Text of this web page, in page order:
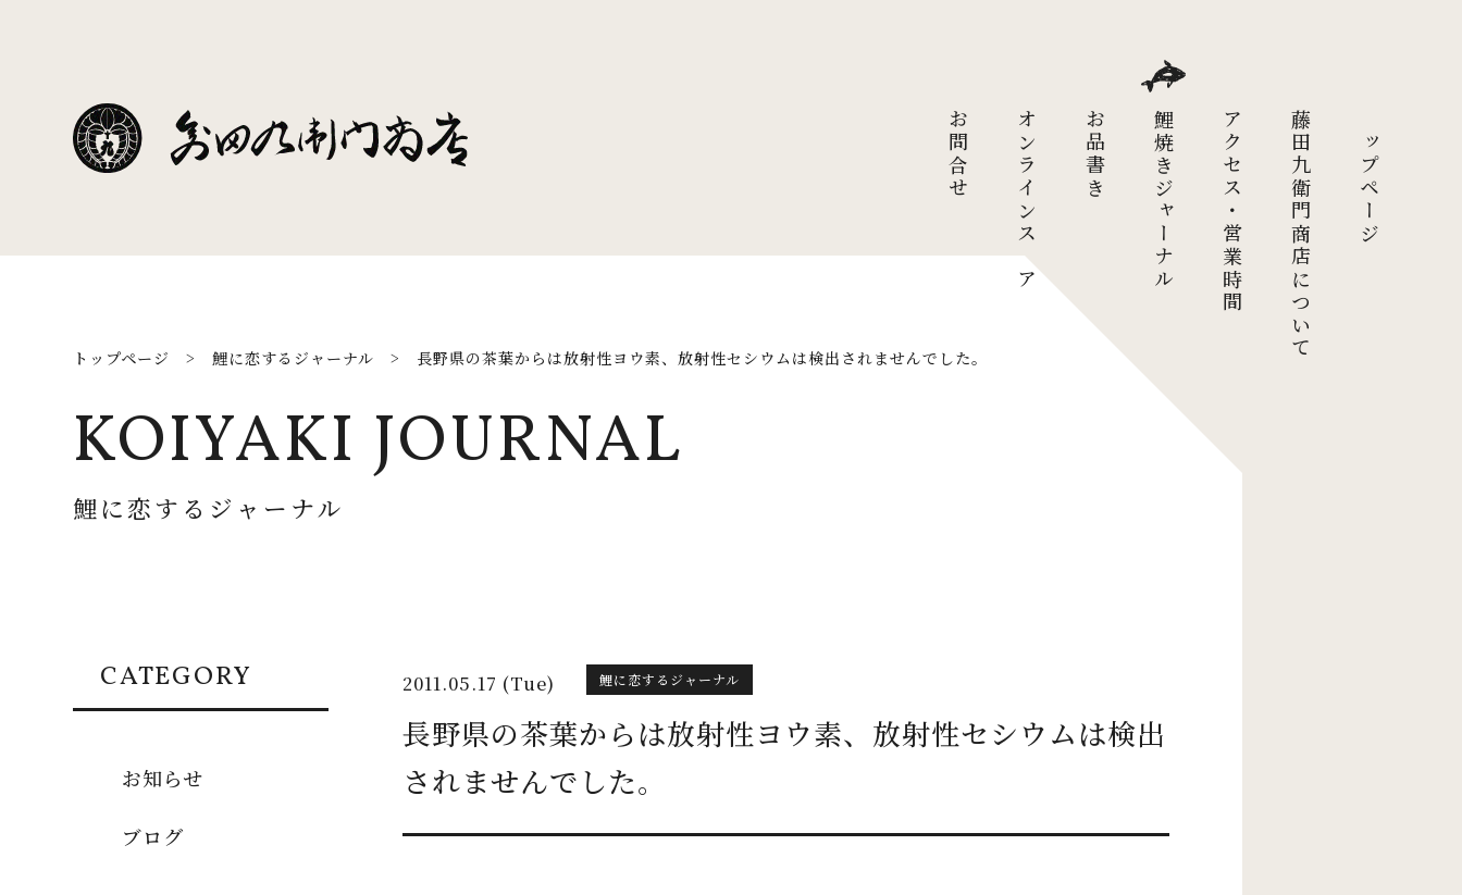
トップページ
藤田九衛門商店について
アクセス・営業時間
鯉焼きジャーナル
お品書き
オンラインストア
お問合せ
トップページ >鯉に恋するジャーナル > 長野県の茶葉からは放射性ヨウ素、放射性セシウムは検出されませんでした。
KOIYAKI JOURNAL
鯉に恋するジャーナル
2011.05.17 (Tue) 鯉に恋するジャーナル
長野県の茶葉からは放射性ヨウ素、放射性セシウムは検出
されませんでした。
CATEGORY
お知らせ
ブログ